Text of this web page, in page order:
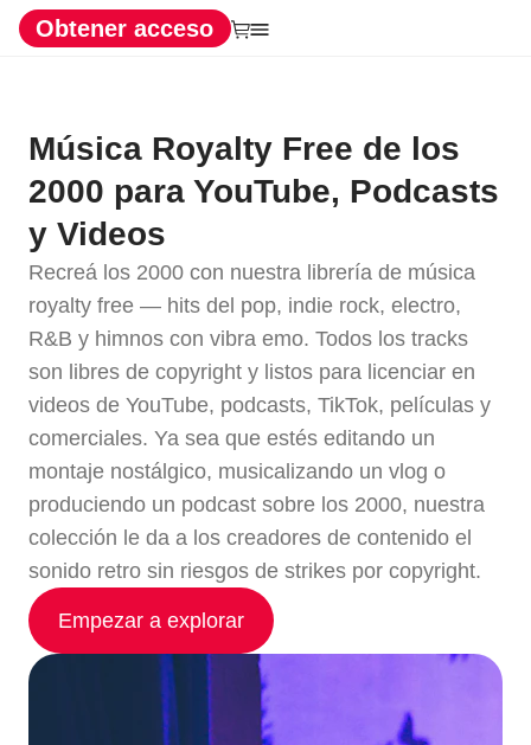
Obtener acceso
Música Royalty Free de los
2000 para YouTube, Podcasts
y Videos
Recreá los 2000 con nuestra librería de música
royalty free — hits del pop, indie rock, electro,
R&B y himnos con vibra emo. Todos los tracks
son libres de copyright y listos para licenciar en
videos de YouTube, podcasts, TikTok, películas y
comerciales. Ya sea que estés editando un
montaje nostálgico, musicalizando un vlog o
produciendo un podcast sobre los 2000, nuestra
colección le da a los creadores de contenido el
sonido retro sin riesgos de strikes por copyright.
Empezar a explorar